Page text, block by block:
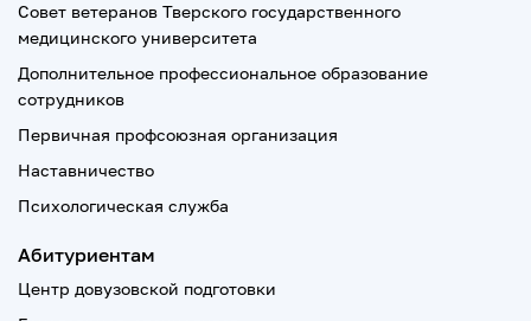
Совет ветеранов Тверского государственного
медицинского университета
Дополнительное профессиональное образование
сотрудников
Первичная профсоюзная организация
Наставничество
Психологическая служба
Абитуриентам
Центр довузовской подготовки